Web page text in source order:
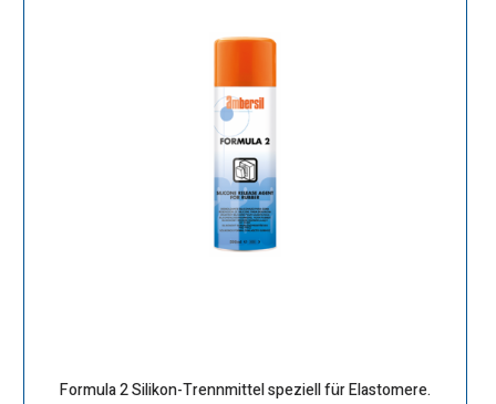
Formula 2 Silikon-Trennmittel speziell für Elastomere.